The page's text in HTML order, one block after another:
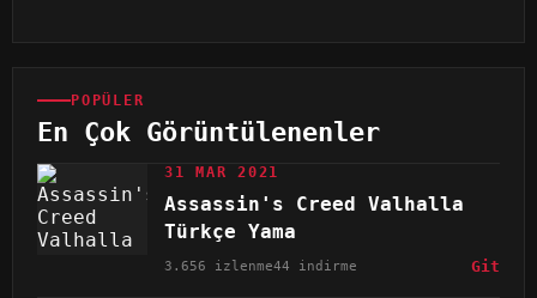
POPÜLER
En Çok Görüntülenenler
31 MAR 2021
Assassin's Creed Valhalla
Türkçe Yama
3.656 izlenme44 indirme Git